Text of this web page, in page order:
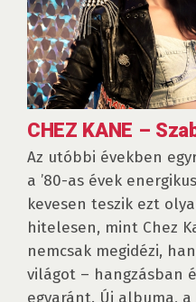
CHEZ KANE –
Az utóbbi években
a ’80-as évek
kevesen teszik ezt
hitelesen, mint Chez
nemcsak megidézi,
világot – hangzásban
egyaránt. Új albuma, a